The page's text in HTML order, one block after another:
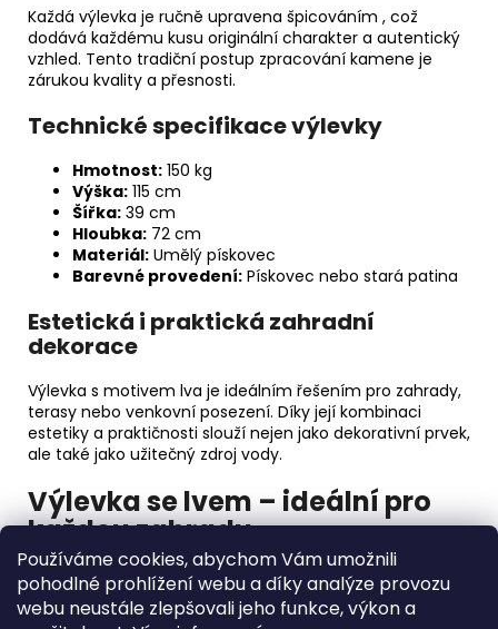
Používáme cookies, abychom Vám umožnili
pohodlné prohlížení webu a díky analýze provozu
webu neustále zlepšovali jeho funkce, výkon a
Každá výlevka je ručně upravena špicováním , což
dodává každému kusu originální charakter a autentický
vzhled. Tento tradiční postup zpracování kamene je
zárukou kvality a přesnosti.
Technické specifikace výlevky
Hmotnost: 150 kg
Výška: 115 cm
Šířka: 39 cm
Hloubka: 72 cm
Materiál: Umělý pískovec
Barevné provedení: Pískovec nebo stará patina
Estetická i praktická zahradní
dekorace
Výlevka s motivem lva je ideálním řešením pro zahrady,
terasy nebo venkovní posezení. Díky její kombinaci
estetiky a praktičnosti slouží nejen jako dekorativní prvek,
ale také jako užitečný zdroj vody.
Výlevka se lvem – ideální pro
každou zahradu
Přidejte do své zahrady kousek historie a elegance s naší
výlevkou se lvem. Tento unikátní produkt dodá vašemu
venkovnímu nový rozměr, ať už ji použijete jako funkční